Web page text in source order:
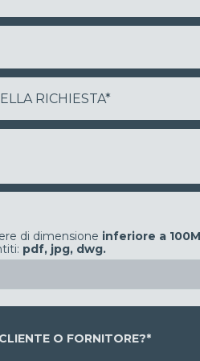
di dimensione inferiore a
pdf, jpg, dwg.
O FORNITORE?*